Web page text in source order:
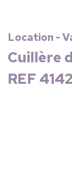
Location -
Cuillère
REF 4142